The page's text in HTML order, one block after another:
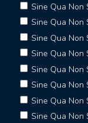
Sine Qua Non
Sine Qua Non
Sine Qua Non
Sine Qua Non
Sine Qua Non
Sine Qua Non
Sine Qua Non
Sine Qua Non